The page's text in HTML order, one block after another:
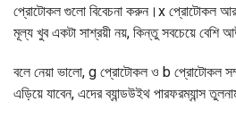
প্রোটোকল গুলো বিবেচনা করুন।x প্রোটোকল
মূল্য খুব একটা সাশ্রয়ী নয়, কিন্তু সবচেয়ে বেশি
বলে নেয়া ভালো, g প্রোটোকল ও b প্রোটোকল
এড়িয়ে যাবেন, এদের ব্যান্ডউইথ পারফরম্যান্স